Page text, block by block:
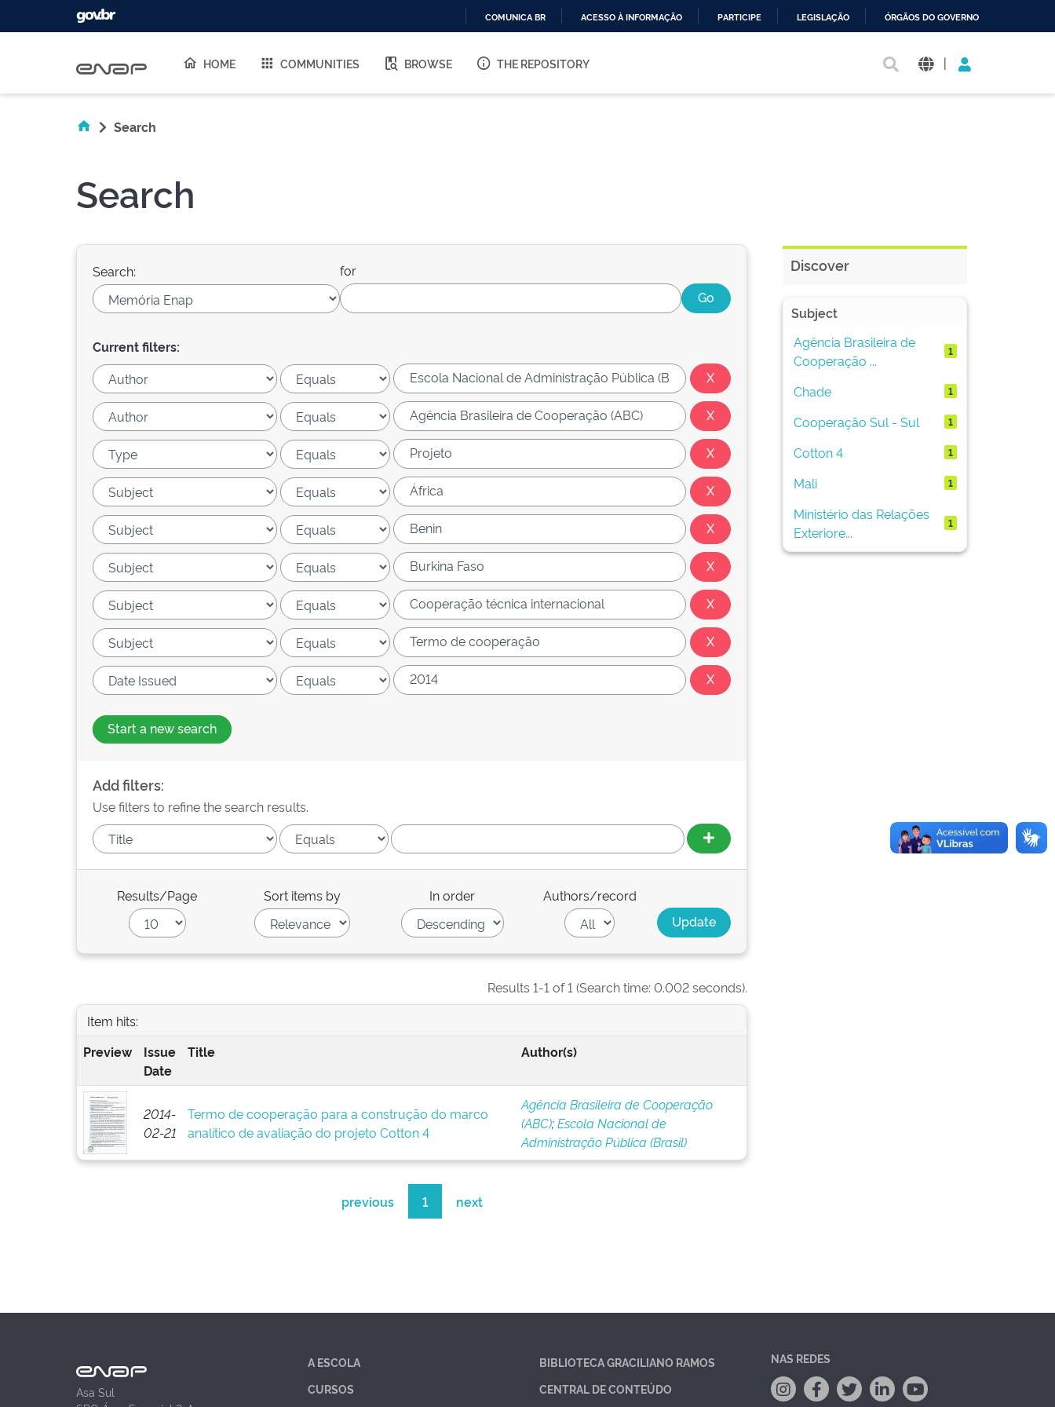
O
COMUNICA BR ACESSO À INFORMAÇÃO PARTICIPE LEGISLAÇÃO ÓRGÃOS DO GOVERNO
HOME COMMUNITIES BROWSE THE REPOSITORY |
Search
Search
Search: for
Current filters:
Start a new search
Add filters:
Use filters to refine the search results.
Results/Page Sort items by In order Authors/record
Results 1-1 of 1 (Search time: 0.002 seconds).
Item hits:
Preview
Issue
Date
Title Author(s)
2014-
02-21
Termo de cooperação para a construção do marco
analítico de avaliação do projeto Cotton 4
Agência Brasileira de Cooperação
(ABC);Escola Nacional de
Administração Pública (Brasil)
previous 1 next
Discover
Subject
Agência Brasileira de
Cooperação ...
1
Chade 1
Cooperação Sul - Sul 1
Cotton 4 1
Mali 1
Ministério das Relações
Exteriore...
1
Asa Sul
A ESCOLA
CURSOS
BIBLIOTECA GRACILIANO RAMOS
CENTRAL DE CONTEÚDO
NAS REDES